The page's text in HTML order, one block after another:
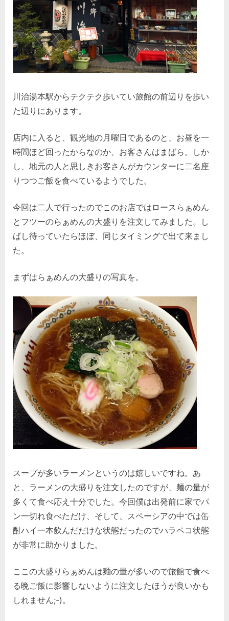
川治湯本駅からテクテク歩いてい旅館の前辺りを歩い
た辺りにあります。
店内に入ると、観光地の月曜日であるのと、お昼を一
時間ほど回ったからなのか、お客さんはまばら。しか
し、地元の人と思しきお客さんがカウンターに二名座
りつつご飯を食べているようでした。
今回は二人で行ったのでこのお店ではロースらぁめん
とフツーのらぁめんの大盛りを注文してみました。し
ばし待っていたらほぼ、同じタイミングで出て来まし
た。
まずはらぁめんの大盛りの写真を。
スープが多いラーメンというのは嬉しいですね。あ
と、ラーメンの大盛りを注文したのですが、麺の量が
多くて食べ応え十分でした。今回僕は出発前に家でパ
ン一切れ食べただけ、そして、スペーシアの中では缶
酎ハイ一本飲んだだけな状態だったのでハラペコ状態
が非常に助かりました。
ここの大盛りらぁめんは麺の量が多いので旅館で食べ
る晩ご飯に影響しないように注文したほうが良いかも
しれません;-)。